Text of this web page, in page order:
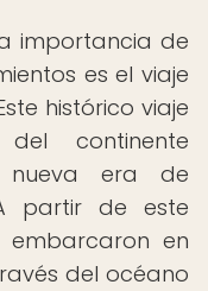
importancia de
es el viaje
histórico viaje
continente
era de
partir de este
embarcaron en
del océano